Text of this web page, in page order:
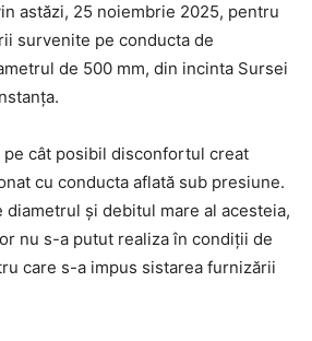
astăzi, 25 noiembrie 2025, pentru
survenite pe conducta de
de 500 mm, din incinta Sursei
cât posibil disconfortul creat
cu conducta aflată sub presiune.
diametrul și debitul mare al acesteia,
nu s-a putut realiza în condiții de
care s-a impus sistarea furnizării